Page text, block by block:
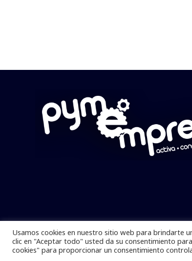
Pymempresario © 2025
Usamos cookies en nuestro sitio web para brindarte
clic en "Aceptar todo" usted da su consentimiento
cookies" para proporcionar un consentimiento